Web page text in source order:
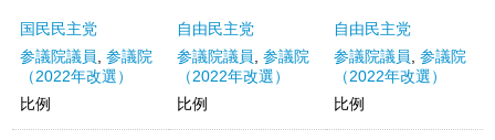
国民民主党
参議院議員
,参議院
（2022年改選）
比例
自由民主党
参議院議員
,参議院
（2022年改選）
比例
自由民主党
参議院議員
参議院
（2022年改選）
比例